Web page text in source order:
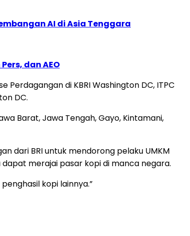
AI di Asia Tenggara
dan AEO
di KBRI Washington DC, ITPC
DC.
Barat, Jawa Tengah, Gayo, Kintamani,
dari BRI untuk mendorong pelaku UMKM
merajai pasar kopi di manca negara.
kopi lainnya.”